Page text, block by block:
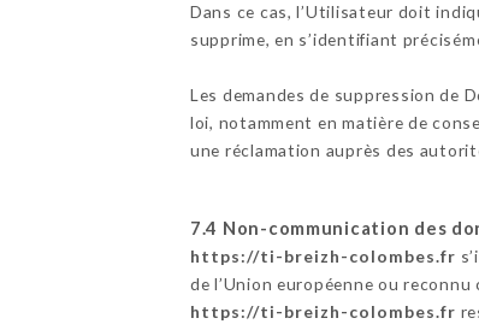
Dans ce cas, l’Utilisateur doit
supprime, en s’identifiant
Les demandes de suppression de
loi, notamment en matière de
une réclamation auprès des
7.4 Non-communication des
https://ti-breizh-colombes.fr
de l’Union européenne ou
https://ti-breizh-colombes.fr